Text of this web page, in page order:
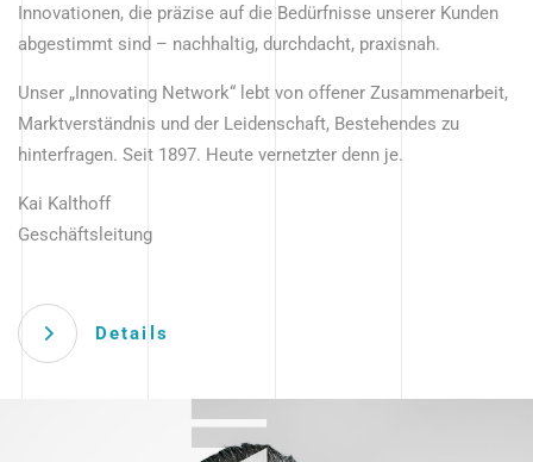
Innovationen, die präzise auf die Bedürfnisse unserer Kunden
abgestimmt sind – nachhaltig, durchdacht, praxisnah.
Unser „Innovating Network“ lebt von offener Zusammenarbeit,
Marktverständnis und der Leidenschaft, Bestehendes zu
hinterfragen. Seit 1897. Heute vernetzter denn je.
Kai Kalthoff
Geschäftsleitung
Details